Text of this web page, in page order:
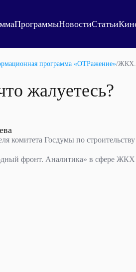
ПрограммыНовостиСтатьи
программа «ОТРажение»/ЖКХ.
жалуетесь?
комитета Госдумы по
фронт. Аналитика» в сфере ЖКХ